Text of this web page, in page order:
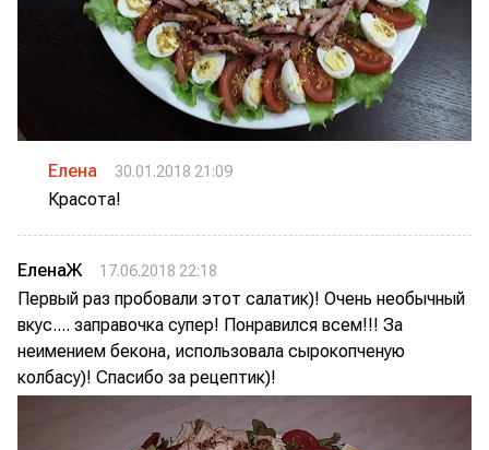
Елена 30.01.2018 21:09
Красота!
ЕленаЖ 17.06.2018 22:18
Первый раз пробовали этот салатик)! Очень необычный
вкус.... заправочка супер! Понравился всем!!! За
неимением бекона, использовала сырокопченую
колбасу)! Спасибо за рецептик)!